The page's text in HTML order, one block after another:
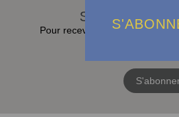
S'abonner à la
Pour recevoir toutes les